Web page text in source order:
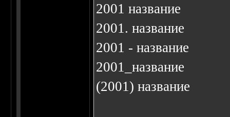
2001 название
2001. название
2001 - название
2001_название
(2001) название